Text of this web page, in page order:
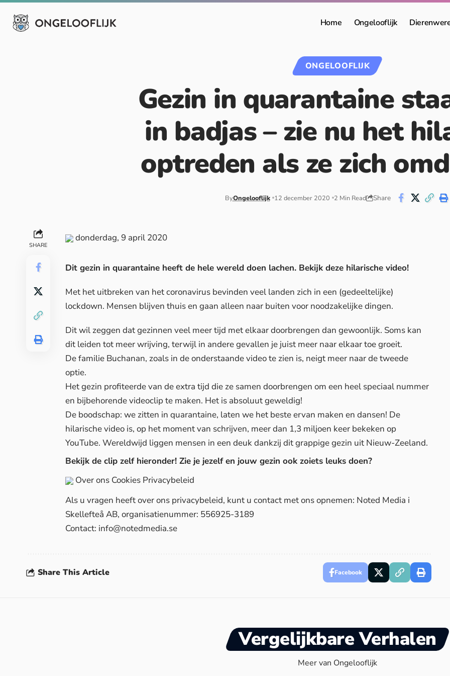
Home Ongelooflijk
ONGELOOFLIJK
Gezin in quarantaine
in badjas – zie nu het
optreden als ze zich
ByOngelooflijk 12 december 2020 2 Min Read Share
SHARE
donderdag, 9 april 2020
Dit gezin in quarantaine heeft de hele wereld doen lachen. Bekijk deze hilarische video!
Met het uitbreken van het coronavirus bevinden veel landen zich in een (gedeeltelijke)
lockdown. Mensen blijven thuis en gaan alleen naar buiten voor noodzakelijke dingen.
Dit wil zeggen dat gezinnen veel meer tijd met elkaar doorbrengen dan gewoonlijk. Soms kan
dit leiden tot meer wrijving, terwijl in andere gevallen je juist meer naar elkaar toe groeit.
De familie Buchanan, zoals in de onderstaande video te zien is, neigt meer naar de tweede
optie.
Het gezin profiteerde van de extra tijd die ze samen doorbrengen om een heel speciaal nummer
en bijbehorende videoclip te maken. Het is absoluut geweldig!
De boodschap: we zitten in quarantaine, laten we het beste ervan maken en dansen! De
hilarische video is, op het moment van schrijven, meer dan 1,3 miljoen keer bekeken op
YouTube. Wereldwijd liggen mensen in een deuk dankzij dit grappige gezin uit Nieuw-Zeeland.
Bekijk de clip zelf hieronder! Zie je jezelf en jouw gezin ook zoiets leuks doen?
Over ons Cookies Privacybeleid
Als u vragen heeft over ons privacybeleid, kunt u contact met ons opnemen: Noted Media i
Skellefteå AB, organisatienummer: 556925-3189
Contact: info@notedmedia.se
Share This Article Facebook
Vergelijkbare Verhalen
Meer van Ongelooflijk